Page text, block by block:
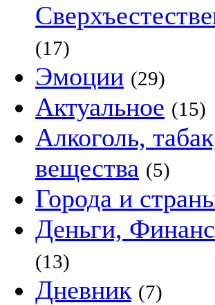
(17)
Эмоции (29)
Актуальное (15)
Алкоголь,
вещества (5)
Города и
Деньги,
(13)
Дневник (7)